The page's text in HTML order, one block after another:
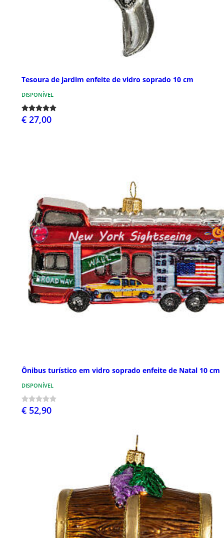
Tesoura de jardim enfeite de vidro soprado 10 cm
DISPONÍVEL
€ 27,00
Ônibus turístico em vidro soprado enfeite de Natal 10 cm
DISPONÍVEL
€ 52,90